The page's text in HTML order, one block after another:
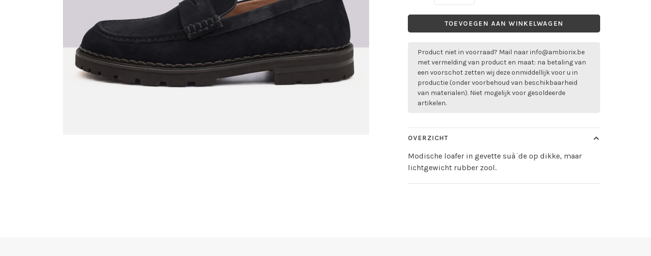
TOEVOEGEN AAN WINKELWAGEN
Product niet in voorraad? Mail naarinfo@ambiorix.be
met vermelding van product en maat: na betaling van
een voorschot zetten wij deze onmiddellijk voor u in
productie (onder voorbehoud van beschikbaarheid
van materialen). Niet mogelijk voor gesoldeerde
artikelen.
OVERZICHT
Modische loafer in gevette suà¨de op dikke, maar
lichtgewicht rubber zool.